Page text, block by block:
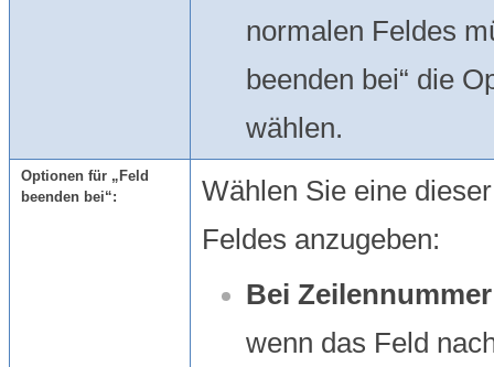
normalen Feldes
beenden bei“ die
wählen.
Optionen für „Feld
beenden bei“:
Wählen Sie eine
Feldes anzugeben:
Bei
wenn das Feld